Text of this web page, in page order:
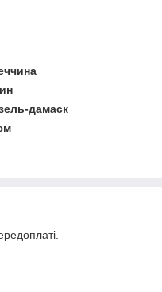
дамаск